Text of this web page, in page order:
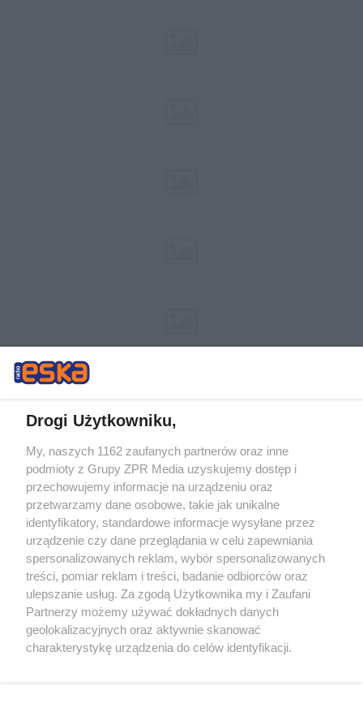
Żaden utwór zamieszczony w serwisie nie może być powielany i
rozpowszechniany lub dalej rozpowszechniany w jakikolwiek sposób (w
tym także elektroniczny lub mechaniczny) na jakimkolwiek polu
eksploatacji w jakiejkolwiek formie, włącznie z umieszczaniem w
Internecie bez pisemnej zgody właściciela praw. Jakiekolwiek użycie lub
wykorzystanie utworów w całości lub w części z naruszeniem prawa,
tzn. bez właściwej zgody, jest zabronione pod groźbą kary i może być
ścigane prawnie.
Drogi Użytkowniku,
My, naszych 1162 zaufanych partnerów oraz inne
podmioty z Grupy ZPR Media uzyskujemy dostęp i
przechowujemy informacje na urządzeniu oraz
przetwarzamy dane osobowe, takie jak unikalne
identyfikatory, standardowe informacje wysyłane przez
urządzenie czy dane przeglądania w celu zapewniania
spersonalizowanych reklam, wybór spersonalizowanych
treści, pomiar reklam i treści, badanie odbiorców oraz
ulepszanie usług. Za zgodą Użytkownika my i Zaufani
Partnerzy możemy używać dokładnych danych
geolokalizacyjnych oraz aktywnie skanować
charakterystykę urządzenia do celów identyfikacji.